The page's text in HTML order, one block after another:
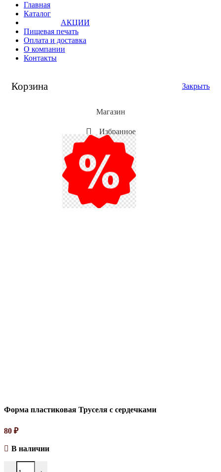
Главная
Каталог
АКЦИИ
Пищевая печать
Оплата и доставка
О компании
Контакты
Корзина Закрыть
Магазин
Избранное
Мой аккаунт
Акции
Форма пластиковая Труселя с сердечками
80 ₽
В наличии